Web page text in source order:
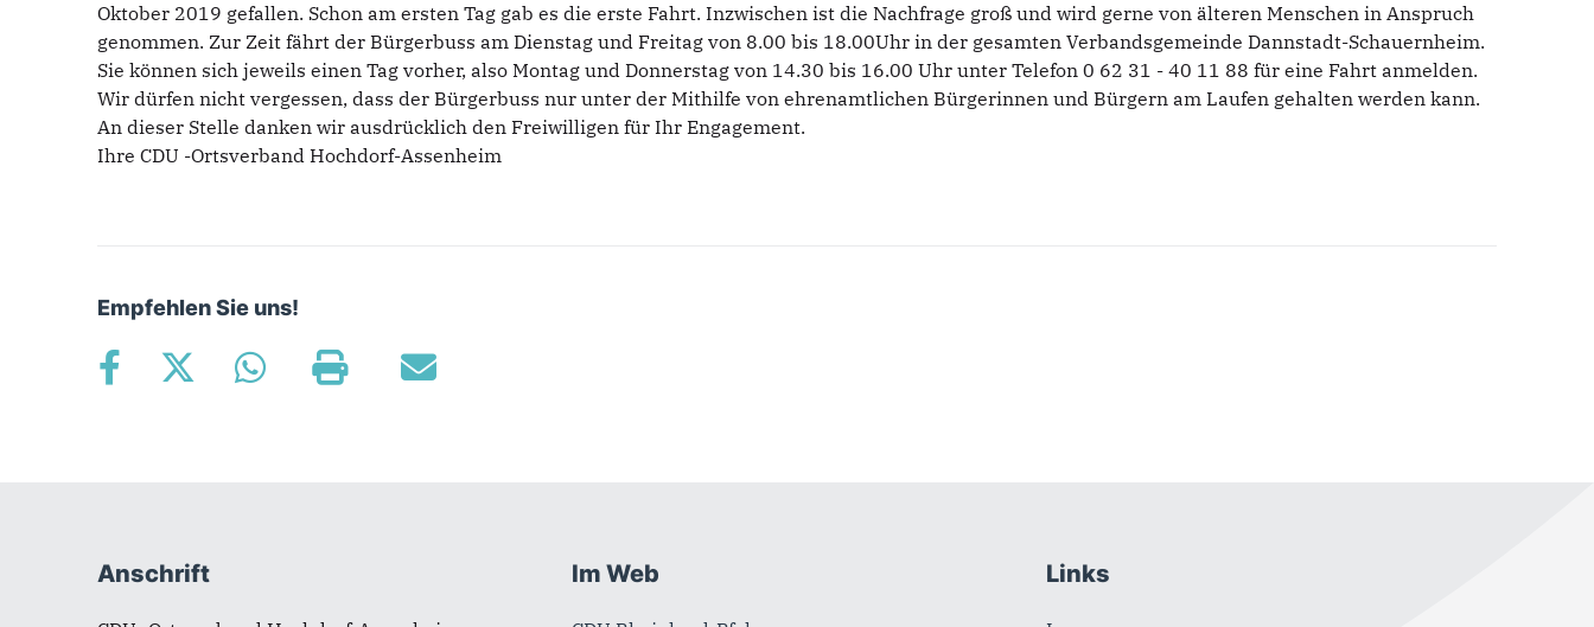
Oktober 2019 gefallen. Schon am ersten Tag gab es die erste Fahrt. Inzwischen ist die Nachfrage groß und wird gerne von älteren Menschen in Anspruch
genommen. Zur Zeit fährt der Bürgerbuss am Dienstag und Freitag von 8.00 bis 18.00Uhr in der gesamten Verbandsgemeinde Dannstadt-Schauernheim.
Sie können sich jeweils einen Tag vorher, also Montag und Donnerstag von 14.30 bis 16.00 Uhr unter Telefon 0 62 31 - 40 11 88 für eine Fahrt anmelden.
Wir dürfen nicht vergessen, dass der Bürgerbuss nur unter der Mithilfe von ehrenamtlichen Bürgerinnen und Bürgern am Laufen gehalten werden kann.
An dieser Stelle danken wir ausdrücklich den Freiwilligen für Ihr Engagement.
Ihre CDU -Ortsverband Hochdorf-Assenheim
Empfehlen Sie uns!
Fußbereich
Anschrift Im Web Links